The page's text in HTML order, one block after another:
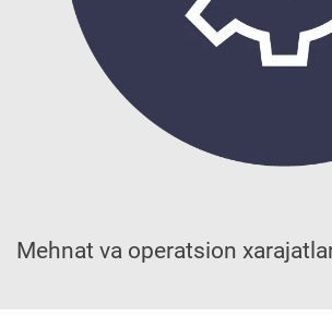
Mehnat va operatsion